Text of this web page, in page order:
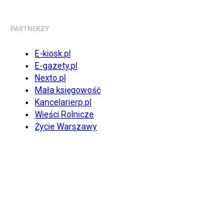
PARTNERZY
E-kiosk.pl
E-gazety.pl
Nexto.pl
Mała księgowość
Kancelarierp.pl
Wieści Rolnicze
Życie Warszawy